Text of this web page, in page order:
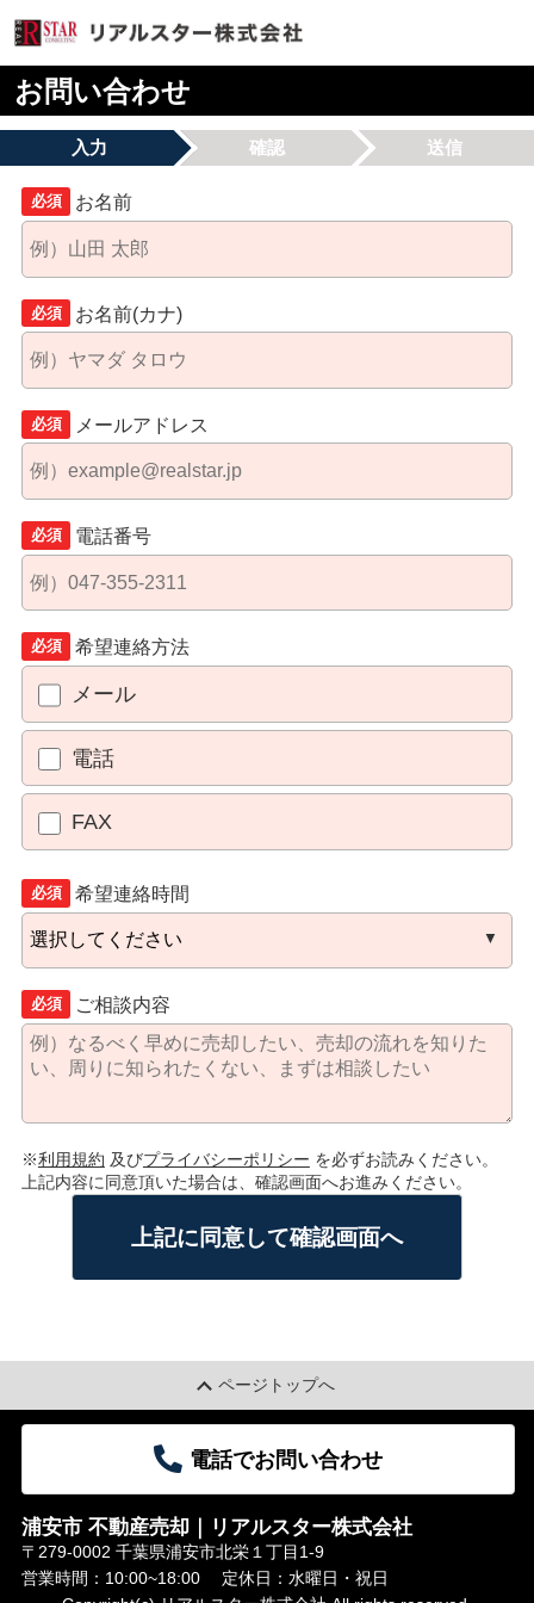
お問い合わせ
入力 確認 送信
必須 お名前
必須 お名前(カナ)
必須 メールアドレス
必須 電話番号
必須 希望連絡方法
メール
電話
FAX
必須 希望連絡時間
必須 ご相談内容
※利用規約 及びプライバシーポリシー を必ずお読みください。
上記内容に同意頂いた場合は、確認画面へお進みください。
上記に同意して確認画面へ
ページトップへ
電話でお問い合わせ
浦安市 不動産売却｜リアルスター株式会社
〒279-0002 千葉県浦安市北栄１丁目1-9
営業時間：10:00~18:00
定休日：水曜日・祝日